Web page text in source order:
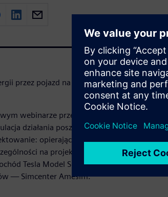
przez pojazd na początku cyklu
webinarze przedstawiamy na przykładach
działania poszczególnych systemów
opierając się na publicznie
na projekcie, ocenie zachowania
Tesla Model S przy użyciu naszego
— Simcenter Amesim.